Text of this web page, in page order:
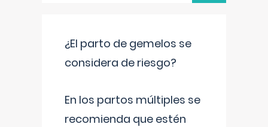
¿El parto de gemelos se
considera de riesgo?
En los partos múltiples se
recomienda que estén